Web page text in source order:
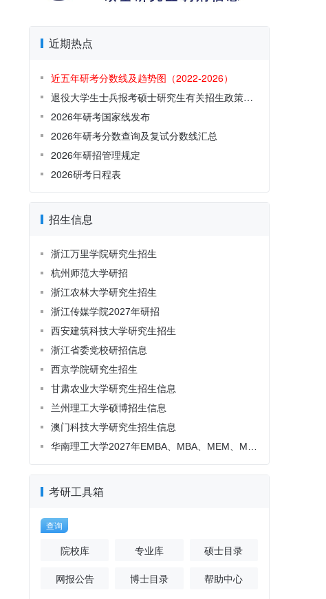
近期热点
近五年研考分数线及趋势图（2022-2026）
退役大学生士兵报考硕士研究生有关招生政策解读
2026年研考国家线发布
2026年研考分数查询及复试分数线汇总
2026年研招管理规定
2026研考日程表
招生信息
考研工具箱
查询
院校库 专业库 硕士目录
网报公告 博士目录 帮助中心